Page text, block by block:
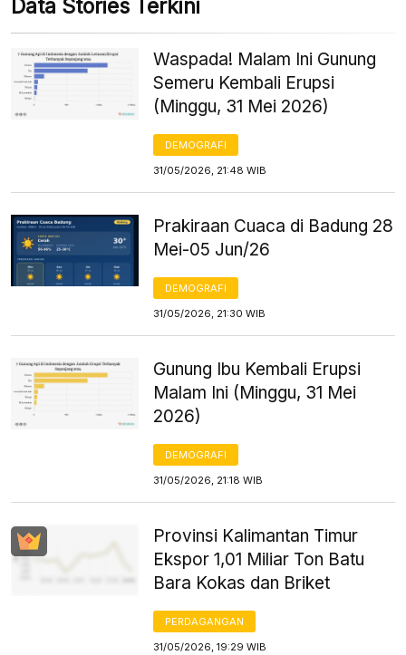
Data Stories Terkini
Waspada! Malam Ini Gunung
Semeru Kembali Erupsi
(Minggu, 31 Mei 2026)
DEMOGRAFI
31/05/2026, 21:48 WIB
Prakiraan Cuaca di Badung 28
Mei-05 Jun/26
DEMOGRAFI
31/05/2026, 21:30 WIB
Gunung Ibu Kembali Erupsi
Malam Ini (Minggu, 31 Mei
2026)
DEMOGRAFI
31/05/2026, 21:18 WIB
Provinsi Kalimantan Timur
Ekspor 1,01 Miliar Ton Batu
Bara Kokas dan Briket
PERDAGANGAN
31/05/2026, 19:29 WIB